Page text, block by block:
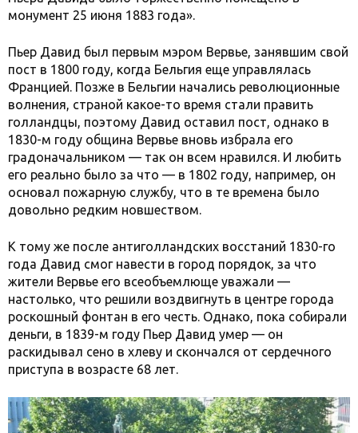
монумент 25 июня 1883 года».
Пьер Давид был первым мэром Вервье, занявшим свой
пост в 1800 году, когда Бельгия еще управлялась
Францией. Позже в Бельгии начались революционные
волнения, страной какое-то время стали править
голландцы, поэтому Давид оставил пост, однако в
1830-м году община Вервье вновь избрала его
градоначальником — так он всем нравился. И любить
его реально было за что — в 1802 году, например, он
основал пожарную службу, что в те времена было
довольно редким новшеством.
К тому же после антиголландских восстаний 1830-го
года Давид смог навести в город порядок, за что
жители Вервье его всеобъемлюще уважали —
настолько, что решили воздвигнуть в центре города
роскошный фонтан в его честь. Однако, пока собирали
деньги, в 1839-м году Пьер Давид умер — он
раскидывал сено в хлеву и скончался от сердечного
приступа в возрасте 68 лет.